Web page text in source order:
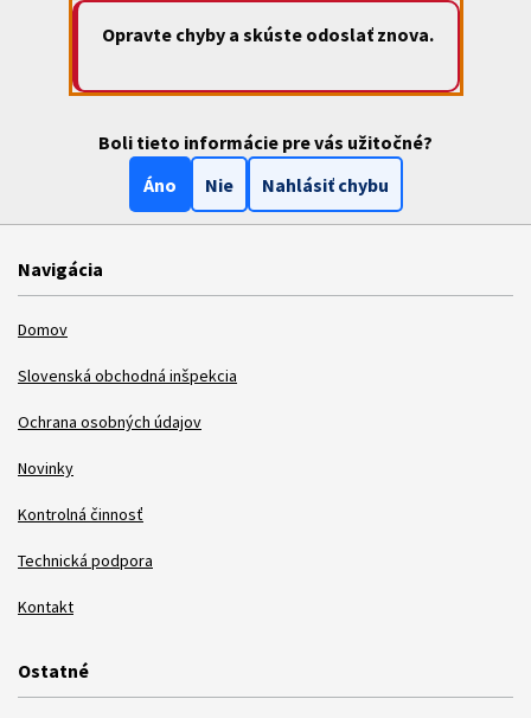
Opravte chyby a skúste odoslať znova.
Boli tieto informácie pre vás užitočné?
Áno
Nie Nahlásiť chybu
Navigácia
Domov
Slovenská obchodná inšpekcia
Ochrana osobných údajov
Novinky
Kontrolná činnosť
Technická podpora
Kontakt
Ostatné